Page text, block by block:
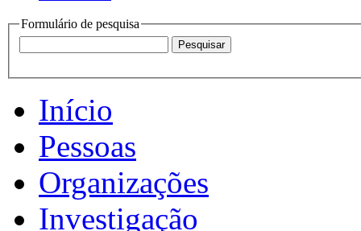
Formulário de pesquisa
Início
Pessoas
Organizações
Investigação